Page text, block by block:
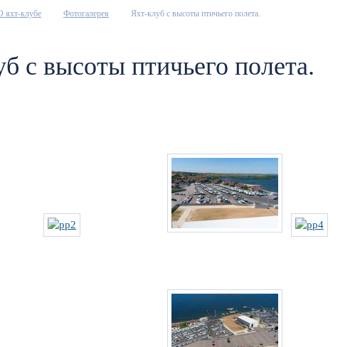
яхт-клубе Фотогалерея Яхт-клуб с высоты птичьего полета.
с высоты птичьего полета.